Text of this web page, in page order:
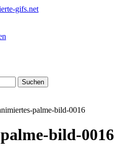
gifs.net
Suchen
palme-bild-0016
bild-0016